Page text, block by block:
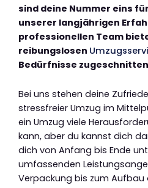
sind deine Nummer eins
unserer langjährigen
professionellen Team
reibungslosen
Bedürfnisse
Bei uns stehen deine
stressfreier Umzug im
ein Umzug viele
kann, aber du kannst dich
dich von Anfang bis Ende
umfassenden
Verpackung bis zum Aufbau